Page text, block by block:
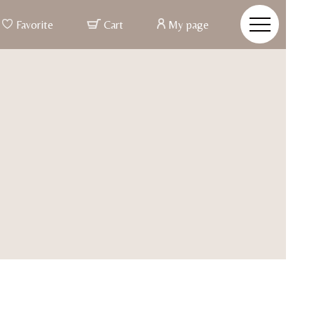
Favorite Cart My page